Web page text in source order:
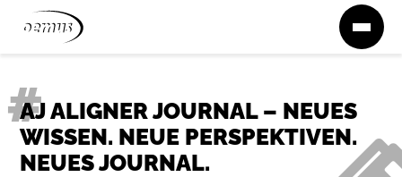
Zum Inhalt springen
AJ ALIGNER JOURNAL – NEUES
WISSEN. NEUE PERSPEKTIVEN.
NEUES JOURNAL.